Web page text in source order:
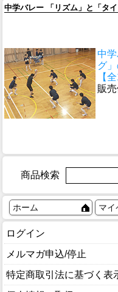
中学バレー 「リズム」と「タ
中
グ
【
販
商品検索
ホーム マイ
ログイン
メルマガ申込/停止
特定商取引法に基づく表